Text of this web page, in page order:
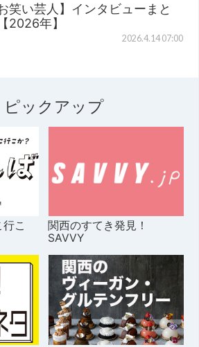
お笑い芸人】インタビューまと
2026年】
2026.4.14 07:00
ピックアップ
こ
関西のすてき発見！
SAVVY